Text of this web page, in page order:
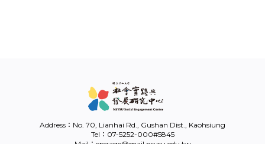
Address：No. 70, Lianhai Rd., Gushan Dist., Kaohsiung
Tel：07-5252-000#5845